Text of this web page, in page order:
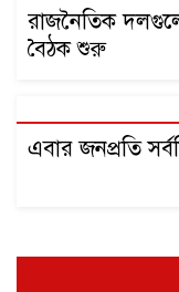
রাজনৈতিক
বৈঠক শুরু
এবার জনপ্রতি